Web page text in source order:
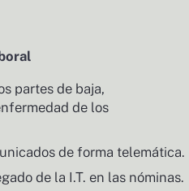
partes de baja,
de los
de forma telemática.
de la I.T. en las nóminas.